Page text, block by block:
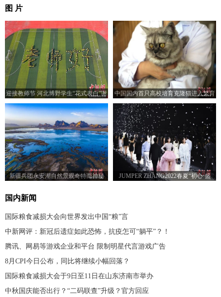
图 片
迎接教师节 河北博野学生“花式表白”谢
师恩
中国国内首只高校培育克隆猫进入繁育
研究阶段
新疆兵团永安湖自然景观奇特而神秘
JUMPER ZHANG2022春夏“初心·盛
国内新闻
国际粮食减损大会向世界发出中国“粮”言
中新网评：新冠后遗症如此恐怖，抗疫怎可“躺平”？！
腾讯、网易等游戏企业和平台 限制明星代言游戏广告
8月CPI今日公布，同比将继续小幅回落？
国际粮食减损大会于9日至11日在山东济南市举办
中秋国庆能否出行？“二码联查”升级？官方回应